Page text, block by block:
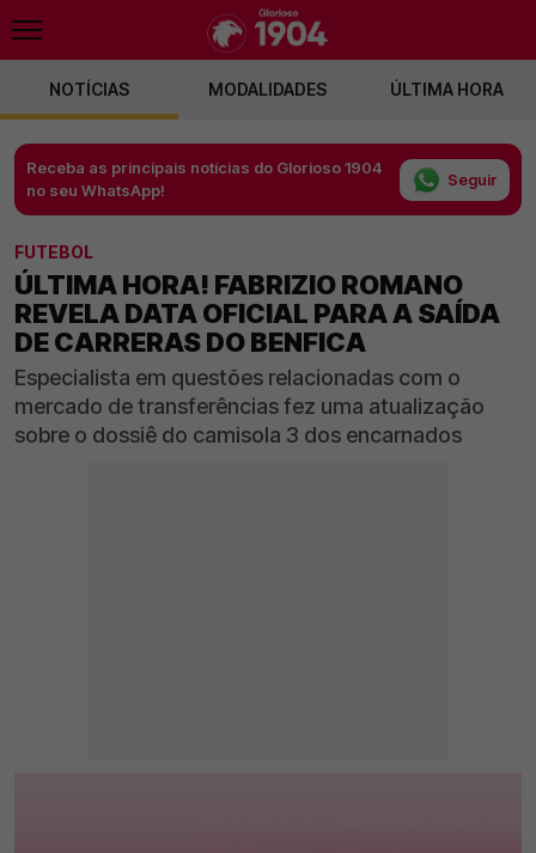
NOTÍCIAS MODALIDADES ÚLTIMA HORA
Receba as principais notícias do Glorioso 1904
no seu WhatsApp!
Seguir
FUTEBOL
ÚLTIMA HORA! FABRIZIO ROMANO
REVELA DATA OFICIAL PARA A SAÍDA
DE CARRERAS DO BENFICA
Especialista em questões relacionadas com o
mercado de transferências fez uma atualização
sobre o dossiê do camisola 3 dos encarnados